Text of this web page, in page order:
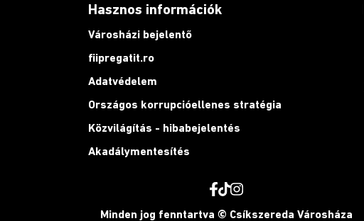
Hasznos információk
Városházi bejelentő
fiipregatit.ro
Adatvédelem
Országos korrupcióellenes stratégia
Közvilágítás - hibabejelentés
Akadálymentesítés
Minden jog fenntartva © Csíkszereda Városháza